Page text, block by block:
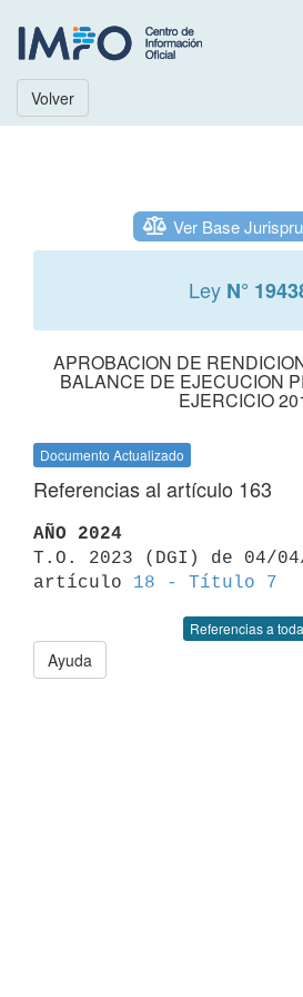
Volver
Ver Base
Ley N°
APROBACION DE
BALANCE DE EJECUCION
EJERCICIO
Documento Actualizado
Referencias al artículo 163
AÑO 2024
T.O. 2023 (DGI) de 04/
artículo 18 - Título 7
Referencias a
Ayuda